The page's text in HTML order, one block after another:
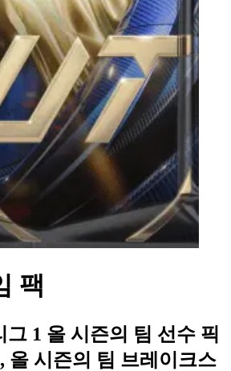
팩
그 1 올 시즌의 팀 선수 픽
올 시즌의 팀 브레이크스